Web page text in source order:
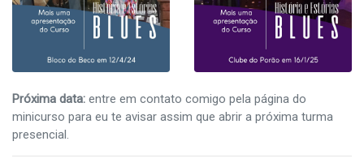
Próxima data: entre em contato comigo pela página do
minicurso para eu te avisar assim que abrir a próxima turma
presencial.